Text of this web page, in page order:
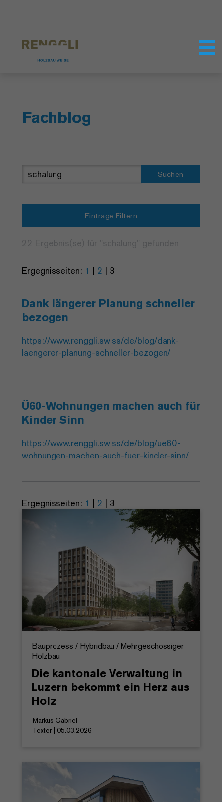
Fachblog
Suchen
Einträge Filtern
Ergegnisseiten: 1 | 2 | 3
Dank längerer Planung schneller
bezogen
https://www.renggli.swiss/de/blog/dank-
laengerer-planung-schneller-bezogen/
Ü60-Wohnungen machen auch für
Kinder Sinn
https://www.renggli.swiss/de/blog/ue60-
wohnungen-machen-auch-fuer-kinder-sinn/
Ergegnisseiten: 1 | 2 | 3
Bauprozess / Hybridbau / Mehrgeschossiger
Holzbau
Die kantonale Verwaltung in
Luzern bekommt ein Herz aus
Holz
Markus Gabriel
Texter | 05.03.2026